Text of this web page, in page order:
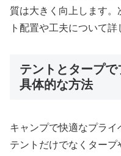
質は大きく向上します
ト配置や工夫について詳
テントとタープ
具体的な方法
キャンプで快適なプライ
テントだけでなくタープ